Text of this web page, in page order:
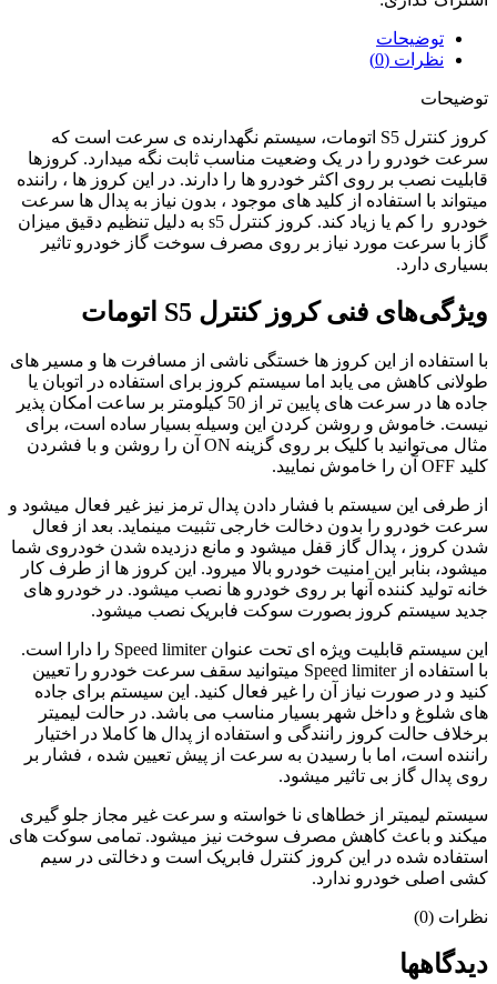
توضیحات
نظرات (0)
توضیحات
کروز کنترل S5 اتومات، سیستم نگهدارنده ی سرعت است که
سرعت خودرو را در یک وضعیت مناسب ثابت نگه میدارد. کروزها
قابلیت نصب بر روی اکثر خودرو ها را دارند. در این کروز ها ، راننده
میتواند با استفاده از کلید های موجود ، بدون نیاز به پدال ها سرعت
خودرو را کم یا زیاد کند. کروز کنترل s5 به دلیل تنظیم دقیق میزان
گاز با سرعت مورد نیاز بر روی مصرف سوخت گاز خودرو تاثیر
بسیاری دارد.
ویژگی‌های فنی کروز کنترل S5 اتومات
با استفاده از این کروز ها خستگی ناشی از مسافرت ها و مسیر های
طولانی کاهش می یابد اما سیستم کروز برای استفاده در اتوبان یا
جاده ها در سرعت های پایین تر از 50 کیلومتر بر ساعت امکان پذیر
نیست. خاموش و روشن کردن این وسیله بسیار ساده است، برای
مثال می‌توانید با کلیک بر روی گزینه ON آن را روشن و با فشردن
کلید OFF آن را خاموش نمایید.
از طرفی این سیستم با فشار دادن پدال ترمز نیز غیر فعال میشود و
سرعت خودرو را بدون دخالت خارجی تثبیت مینماید. بعد از فعال
شدن کروز ، پدال گاز قفل میشود و مانع دزدیده شدن خودروی شما
میشود، بنابر این امنیت خودرو بالا میرود‌. این کروز ها از طرف کار
خانه تولید کننده آنها بر روی خودرو ها نصب میشود. در خودرو های
جدید سیستم کروز بصورت سوکت فابریک نصب میشود.
این سیستم قابلیت ویژه ای تحت عنوان Speed limiter را دارا است.
با استفاده از Speed limiter میتوانید سقف سرعت خودرو را تعیین
کنید و در صورت نیاز آن را غیر فعال کنید. این سیستم برای جاده
های شلوغ و داخل شهر بسیار مناسب می باشد. در حالت لیمیتر
برخلاف حالت کروز رانندگی و استفاده از پدال ها کاملا در اختیار
راننده است، اما با رسیدن به سرعت از پیش تعیین شده ، فشار بر
روی پدال گاز بی تاثیر میشود.
سیستم لیمیتر از خطاهای نا خواسته و سرعت غیر مجاز جلو گیری
میکند و باعث کاهش مصرف سوخت نیز میشود. تمامی سوکت های
استفاده شده در این کروز کنترل فابریک است و دخالتی در سیم
کشی اصلی خودرو ندارد.
نظرات (0)
دیدگاهها